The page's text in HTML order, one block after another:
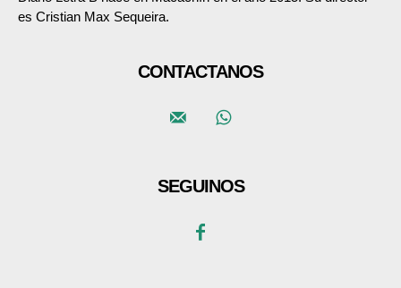
es Cristian Max Sequeira.
CONTACTANOS
SEGUINOS